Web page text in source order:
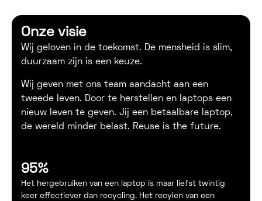
Onze visie
Wij geloven in de toekomst. De mensheid is slim,
duurzaam zijn is een keuze.
Wij geven met ons team aandacht aan een
tweede leven. Door te herstellen en laptops een
nieuw leven te geven. Jij een betaalbare laptop,
de wereld minder belast. Reuse is the future.
95%
Het hergebruiken van een laptop is maar liefst twintig
keer effectiever dan recycling. Het recylen van een